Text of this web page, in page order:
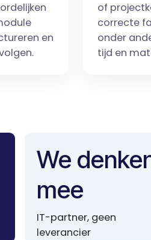
en
of
correcte
onder
tijd en
We
mee
IT-partner, geen
leverancier